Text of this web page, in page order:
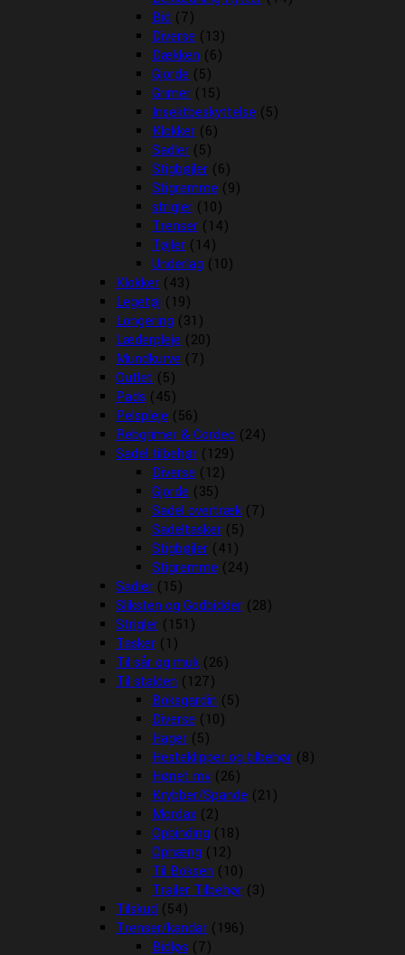
Bid (7)
Diverse (13)
Dækken (6)
Gjorde (5)
Grimer (15)
Insektbeskyttelse (5)
Klokker (6)
Sadler (5)
Stigbøjler (6)
Stigremme (9)
strigler (10)
Trenser (14)
Tøjler (14)
Underlag (10)
Klokker (43)
Legetøj (19)
Longering (31)
Læderpleje (20)
Mundkurve (7)
Outlet (5)
Pads (45)
Pelspleje (56)
Rebgrimer & Cordeo (24)
Sadel tilbehør (129)
Diverse (12)
Gjorde (35)
Sadel overtræk (7)
Sadeltasker (5)
Stigbøjler (41)
Stigremme (24)
Sadler (15)
Sliksten og Godbidder (28)
Strigler (151)
Tasker (1)
Til sår og muk (26)
Til stalden (127)
Boksgardin (5)
Diverse (10)
Hager (5)
Hesteklipper og tilbehør (8)
Hønet mv (26)
Krybber/Spande (21)
Mordax (2)
Opbinding (18)
Ophæng (12)
Til Boksen (10)
Trailer Tilbehør (3)
Tilskud (54)
Trenser/kandar (196)
Bidløs (7)